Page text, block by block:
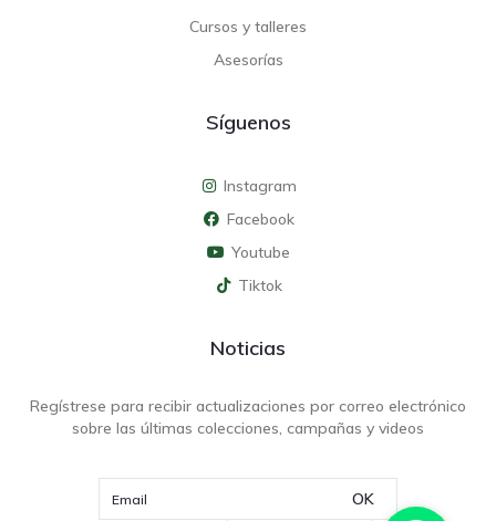
Cursos y talleres
Asesorías
Síguenos
Instagram
Facebook
Youtube
Tiktok
Noticias
Regístrese para recibir actualizaciones por correo electrónico
sobre las últimas colecciones, campañas y videos
OK